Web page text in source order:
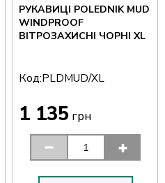
РУКАВИЦІ POLEDNIK MUD
WINDPROOF
ВІТРОЗАХИСНІ ЧОРНІ XL
Код:PLDMUD/XL
1 135 грн